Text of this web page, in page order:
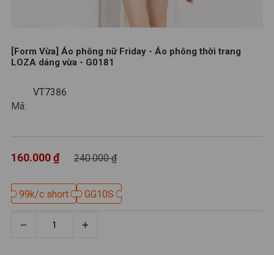
[Form Vừa] Áo phông nữ Friday - Áo phông thời trang
LOZA dáng vừa - G0181
Mã:
240.000 ₫
160.000 ₫
VT7386
99k/c short
99k/c short GG10S
GG10S